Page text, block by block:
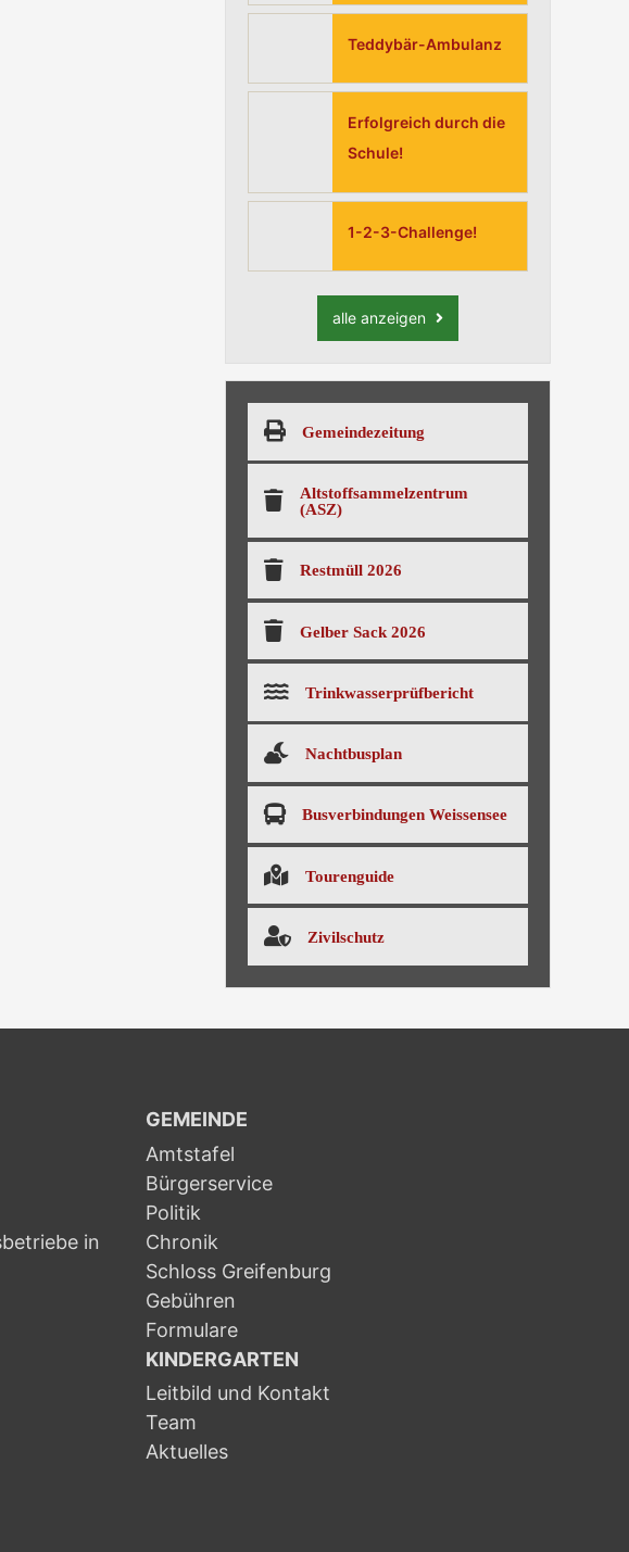
Teddybär-Ambulanz
Erfolgreich durch die
Schule!
1-2-3-Challenge!
alle anzeigen
Gemeindezeitung
Altstoffsammelzentrum
(ASZ)
Restmüll 2026
Gelber Sack 2026
Trinkwasserprüfbericht
Nachtbusplan
Busverbindungen Weissensee
Tourenguide
Zivilschutz
in
GEMEINDE
Amtstafel
Bürgerservice
Politik
Chronik
Schloss Greifenburg
Gebühren
Formulare
KINDERGARTEN
Leitbild und Kontakt
Team
Aktuelles